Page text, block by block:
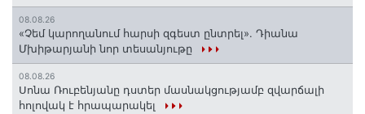
08.08.26
«Չեմ կարողանում հարսի զգեստ ընտրել». Դիանա
Մխիթարյանի նոր տեսանյութը
08.08.26
Սոնա Ռուբենյանը դստեր մասնակցությամբ զվարճալի
հոլովակ է հրապարակել